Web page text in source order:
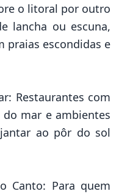
o litoral por outro
lancha ou escuna,
praias escondidas e
Restaurantes com
mar e ambientes
ao pôr do sol
Canto: Para quem